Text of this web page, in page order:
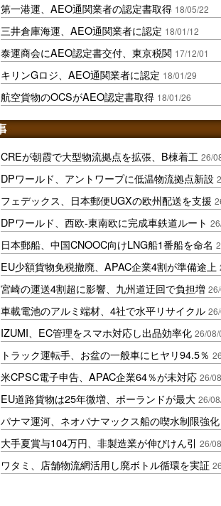
第一港運、AEO通関業者の認定書取得 18/05/22
三井倉庫海運、AEO通関業者に認定 18/01/12
泰運商会にAEO認定書交付、東京税関 17/12/01
キリンGロジ、AEO通関業者に認定 18/01/29
航空貨物のOCSがAEO認定書取得 18/01/26
CREが朝霞で大型物流拠点を拡張、B棟着工 26/
DPワールド、アントワープに低温物流拠点新設
フェデックス、日本郵便UGXの欧州配送を支援
DPワールド、西欧-東南欧に完成車鉄道ルート
日本郵船、中国CNOOC向けLNG船1番船を命名
EU少額貨物免税撤廃、APAC企業4割が準備途上
宮崎の運送4割超に影響、九州道迂回で負担増
車載電池のアルミ端材、4社で水平リサイクル
IZUMI、EC管理をスマホ対応し出品効率化 26/
トラック運転手、お盆の一般車にヒヤリ94.5％
米CPSC電子申告、APAC企業64％が未対応 26/
EU道路貨物は25年微増、ポーランドが最大 26/
パナマ運河、ネオパナマックス船の喫水制限強化
大手夏賞与104万円、非製造業が伸びけん引 26/
ワタミ、店舗物流網活用し廃ボトル循環を実証